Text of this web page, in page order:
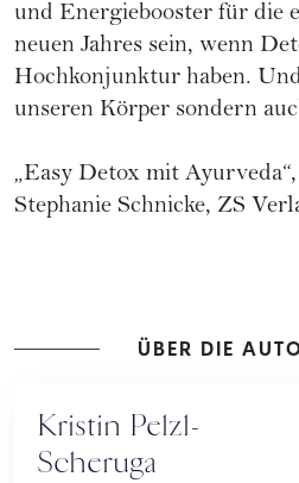
und Energiebooster für die
neuen Jahres sein, wenn
Hochkonjunktur haben.
unseren Körper sondern
„Easy Detox mit
Stephanie Schnicke, ZS
ÜBER DIE
Kristin Pelzl-
Scheruga